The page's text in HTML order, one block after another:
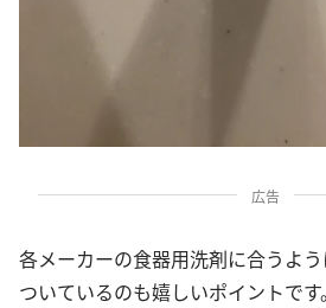
広告
各メーカーの食器用洗剤に合うよ
ついているのも嬉しいポイントです。